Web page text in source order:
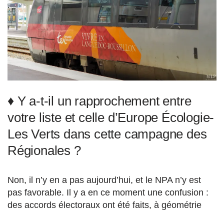
♦ Y a-t-il un rapprochement entre
votre liste et celle d’Europe Écologie-
Les Verts dans cette campagne des
Régionales ?
Non, il n’y en a pas aujourd’hui, et le NPA n’y est
pas favorable. Il y a en ce moment une confusion :
des accords électoraux ont été faits, à géométrie